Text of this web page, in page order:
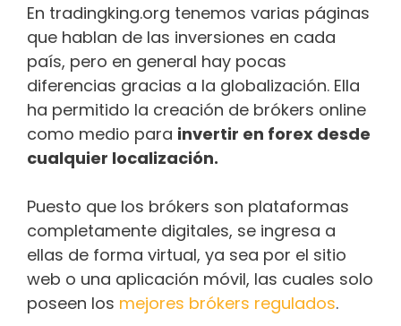
En tradingking.org tenemos varias páginas
que hablan de las inversiones en cada
país, pero en general hay pocas
diferencias gracias a la globalización. Ella
ha permitido la creación de brókers online
como medio para invertir en forex desde
cualquier localización.
Puesto que los brókers son plataformas
completamente digitales, se ingresa a
ellas de forma virtual, ya sea por el sitio
web o una aplicación móvil, las cuales solo
poseen los mejores brókers regulados.